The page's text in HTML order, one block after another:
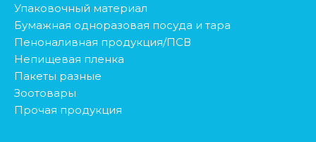
Упаковочный материал
Бумажная одноразовая посуда и тара
Пеноналивная продукция/ПСВ
Непищевая пленка
Пакеты разные
Зоотовары
Прочая продукция